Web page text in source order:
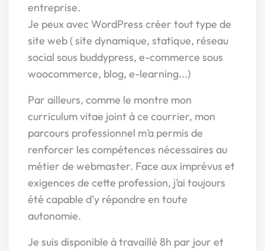
entreprise.
Je peux avec WordPress créer tout type de
site web ( site dynamique, statique, réseau
social sous buddypress, e-commerce sous
woocommerce, blog, e-learning...)
Par ailleurs, comme le montre mon
curriculum vitae joint à ce courrier, mon
parcours professionnel m’a permis de
renforcer les compétences nécessaires au
métier de webmaster. Face aux imprévus et
exigences de cette profession, j’ai toujours
été capable d’y répondre en toute
autonomie.
Je suis disponible à travaillé 8h par jour et